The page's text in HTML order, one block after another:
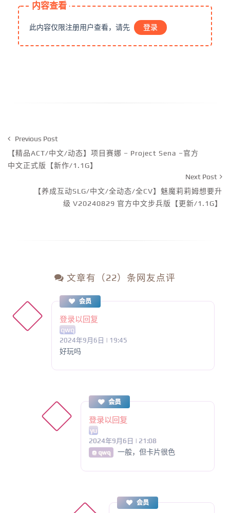
内容查看
此内容仅限注册用户查看，请先 登录
Previous Post
【精品ACT/中文/动态】项目赛娜 – Project Sena –官方
中文正式版【新作/1.1G】
Next Post
【养成互动SLG/中文/全动态/全CV】魅魔莉莉姆想要升
级 V20240829 官方中文步兵版【更新/1.1G】
文章有（22）条网友点评
会员
登录以回复
qwq
2024年9月6日 | 19:45
好玩吗
会员
登录以回复
yu
2024年9月6日 | 21:08
@ qwq 一般，但卡片很色
会员